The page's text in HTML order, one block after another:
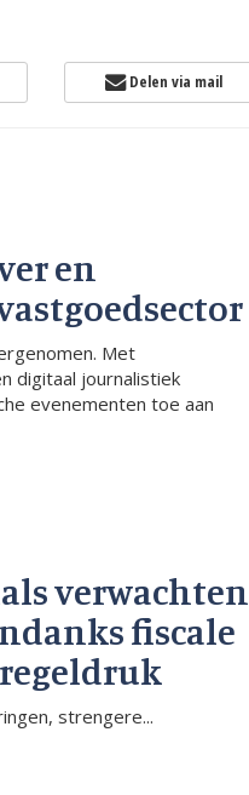
Delen via mail
en
Met
digitaal journalistiek
evenementen toe aan
verwachten
fiscale
strengere...